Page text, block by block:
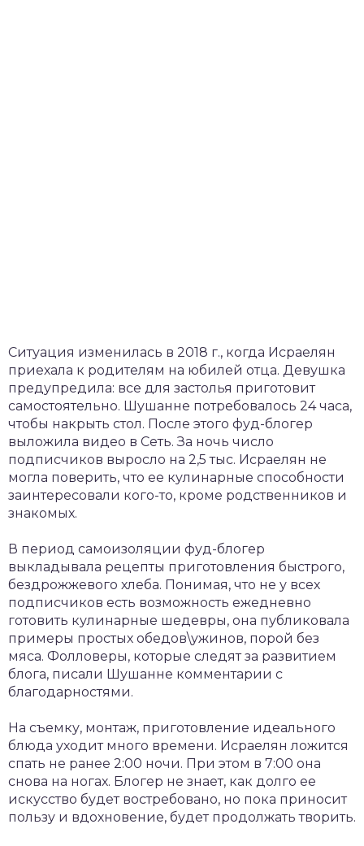
Ситуация изменилась в 2018 г., когда Исраелян
приехала к родителям на юбилей отца. Девушка
предупредила: все для застолья приготовит
самостоятельно. Шушанне потребовалось 24 часа,
чтобы накрыть стол. После этого фуд-блогер
выложила видео в Сеть. За ночь число
подписчиков выросло на 2,5 тыс. Исраелян не
могла поверить, что ее кулинарные способности
заинтересовали кого-то, кроме родственников и
знакомых.
В период самоизоляции фуд-блогер
выкладывала рецепты приготовления быстрого,
бездрожжевого хлеба. Понимая, что не у всех
подписчиков есть возможность ежедневно
готовить кулинарные шедевры, она публиковала
примеры простых обедов\ужинов, порой без
мяса. Фолловеры, которые следят за развитием
блога, писали Шушанне комментарии с
благодарностями.
На съемку, монтаж, приготовление идеального
блюда уходит много времени. Исраелян ложится
спать не ранее 2:00 ночи. При этом в 7:00 она
снова на ногах. Блогер не знает, как долго ее
искусство будет востребовано, но пока приносит
пользу и вдохновение, будет продолжать творить.